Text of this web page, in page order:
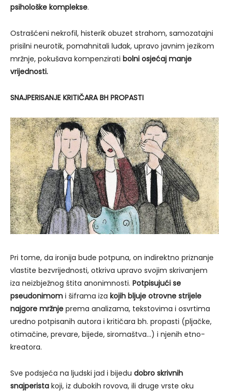
psihološke komplekse.
Ostrašćeni nekrofil, histerik obuzet strahom, samozatajni
prisilni neurotik, pomahnitali luđak, upravo javnim jezikom
mržnje, pokušava kompenzirati bolni osjećaj manje
vrijednosti.
SNAJPERISANJE KRITIČARA BH PROPASTI
Pri tome, da ironija bude potpuna, on indirektno priznanje
vlastite bezvrijednosti, otkriva upravo svojim skrivanjem
iza neizbježnog štita anonimnosti. Potpisujući se
pseudonimom i šiframa iza kojih bljuje otrovne strijele
najgore mržnje prema analizama, tekstovima i osvrtima
uredno potpisanih autora i kritičara bh. propasti (pljačke,
otimačine, prevare, bijede, siromaštva…) i njenih etno-
kreatora.
Sve podsjeća na ljudski jad i bijedu dobro skrivnih
snajperista koji, iz dubokih rovova, ili druge vrste oku